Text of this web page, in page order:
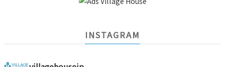
INSTAGRAM